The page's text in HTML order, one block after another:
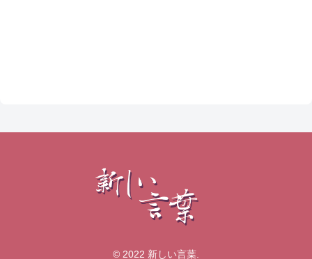
© 2022 新しい言葉.